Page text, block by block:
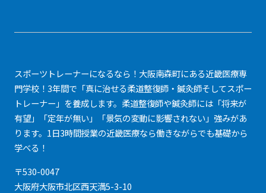
スポーツトレーナーになるなら！大阪南森町にある近畿医療専
門学校！3年間で「真に治せる柔道整復師・鍼灸師そしてスポー
トレーナー」を養成します。柔道整復師や鍼灸師には「将来が
有望」「定年が無い」「景気の変動に影響されない」強みがあ
ります。1日3時間授業の近畿医療なら働きながらでも基礎から
学べる！
〒530-0047
大阪府大阪市北区西天満5-3-10